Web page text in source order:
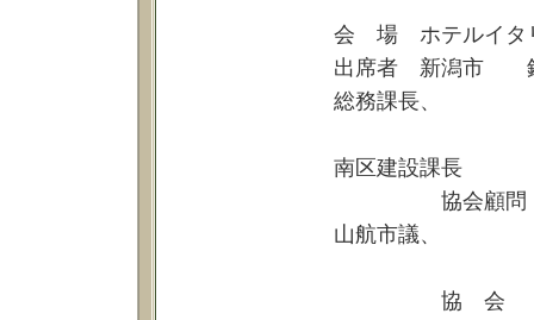
会 場 ホテルイタ
出席者 新潟市 鈴
総務課長、
南区建設課長
協会顧問 皆川
山航市議、
協 会 荒川